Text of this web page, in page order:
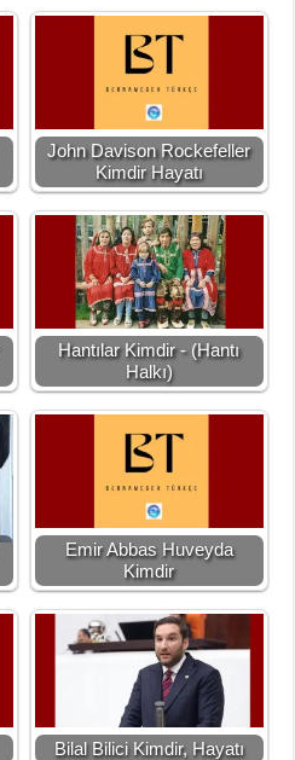
John Davison Rockefeller
Kimdir Hayatı
Hantılar Kimdir - (Hantı
Halkı)
Emir Abbas Huveyda
Kimdir
Bilal Bilici Kimdir, Hayatı